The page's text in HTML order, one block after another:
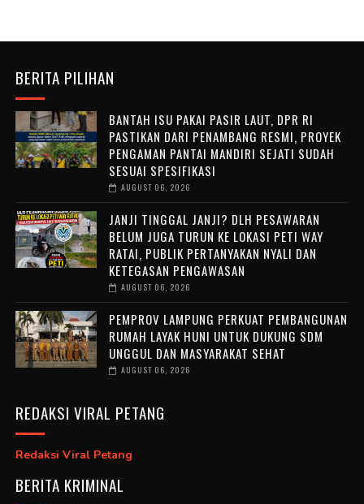
BERITA PILIHAN
BANTAH ISU PAKAI PASIR LAUT, DPR RI
PASTIKAN DARI PENAMBANG RESMI, PROYEK
PENGAMAN PANTAI MANDIRI SEJATI SUDAH
SESUAI SPESIFIKASI
AUGUST 06, 2026
JANJI TINGGAL JANJI? DLH PESAWARAN
BELUM JUGA TURUN KE LOKASI PETI WAY
RATAI, PUBLIK PERTANYAKAN NYALI DAN
KETEGASAN PENGAWASAN
AUGUST 06, 2026
PEMPROV LAMPUNG PERKUAT PEMBANGUNAN
RUMAH LAYAK HUNI UNTUK DUKUNG SDM
UNGGUL DAN MASYARAKAT SEHAT
AUGUST 06, 2026
REDAKSI VIRAL PETANG
Redaksi Viral Petang
BERITA KRIMINAL